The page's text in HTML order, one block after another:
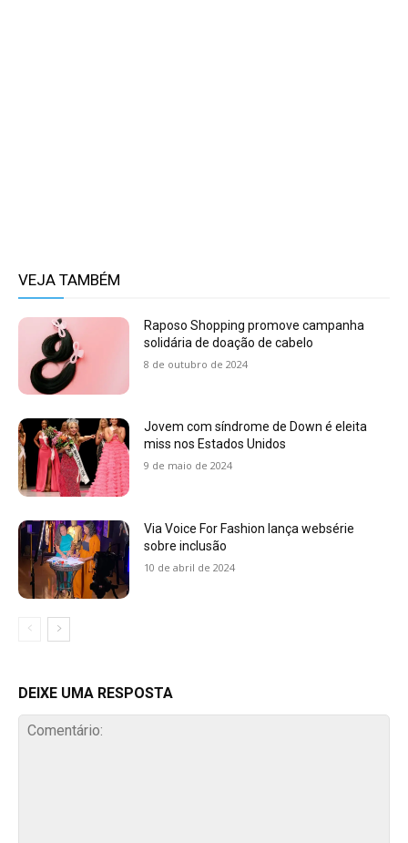
VEJA TAMBÉM
Raposo Shopping promove campanha
solidária de doação de cabelo
8 de outubro de 2024
Jovem com síndrome de Down é eleita
miss nos Estados Unidos
9 de maio de 2024
Via Voice For Fashion lança websérie
sobre inclusão
10 de abril de 2024
DEIXE UMA RESPOSTA